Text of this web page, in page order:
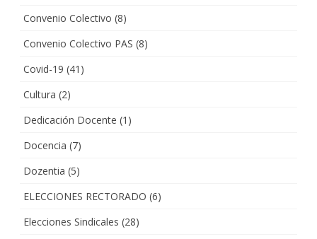
Convenio Colectivo (8)
Convenio Colectivo PAS (8)
Covid-19 (41)
Cultura (2)
Dedicación Docente (1)
Docencia (7)
Dozentia (5)
ELECCIONES RECTORADO (6)
Elecciones Sindicales (28)